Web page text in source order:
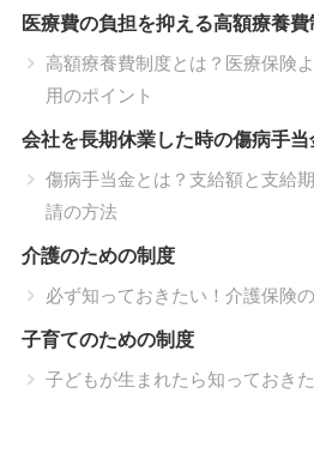
医療費の負担を抑える高額療養費
高額療養費制度とは？医療保険
用のポイント
会社を長期休業した時の傷病手当
傷病手当金とは？支給額と支給
請の方法
介護のための制度
必ず知っておきたい！介護保険
子育てのための制度
子どもが生まれたら知っておき